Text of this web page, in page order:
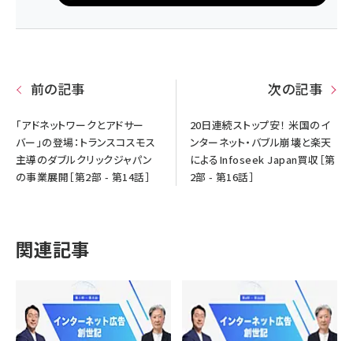
前の記事
「アドネットワークとアドサー
バー」の登場：トランスコスモス
主導のダブルクリックジャパン
の事業展開［第2部 - 第14話］
次の記事
20日連続ストップ安！ 米国のイ
ンターネット・バブル崩壊と楽天
によるInfoseek Japan買収［第
2部 - 第16話］
関連記事